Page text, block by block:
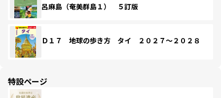
呂麻島（奄美群島１） ５訂版
Ｄ１７ 地球の歩き方 タイ ２０２７～２０２８
特設ページ